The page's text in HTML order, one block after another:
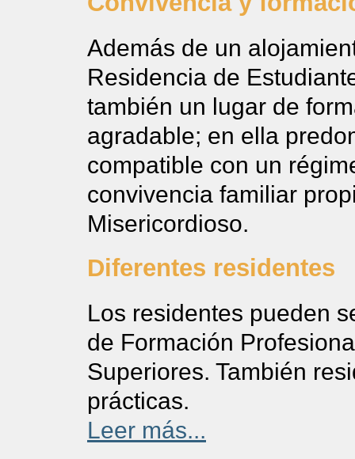
Además de un
Residencia de
también un lugar de
agradable; en ella
compatible con un
convivencia familiar
Misericordioso.
Diferentes residentes
Los residentes pueden
de Formación
Superiores. También
prácticas.
Leer más...